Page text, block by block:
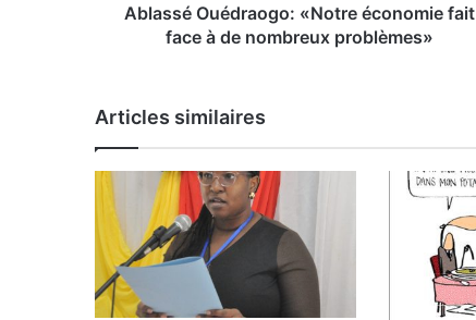
g
o
:
r
e
Ablassé Ouédraogo: «Notre économie fait
face à de nombreux problèmes»
Articles similaires